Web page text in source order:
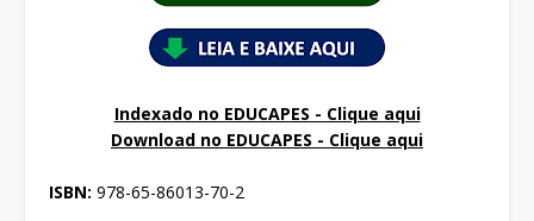
Indexado no EDUCAPES - Clique aqui
Download no EDUCAPES - Clique aqui
ISBN: 978-65-86013-70-2